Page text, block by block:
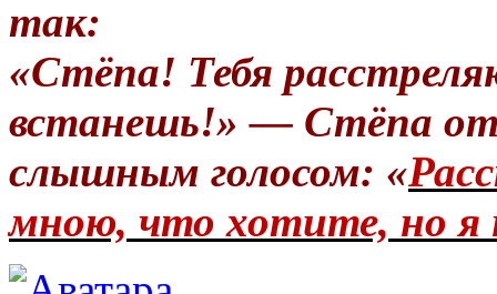
так:
«Стёпа! Тебя
встанешь!» — Стёпа
слышным голосом: «
мною, что хотите, но я